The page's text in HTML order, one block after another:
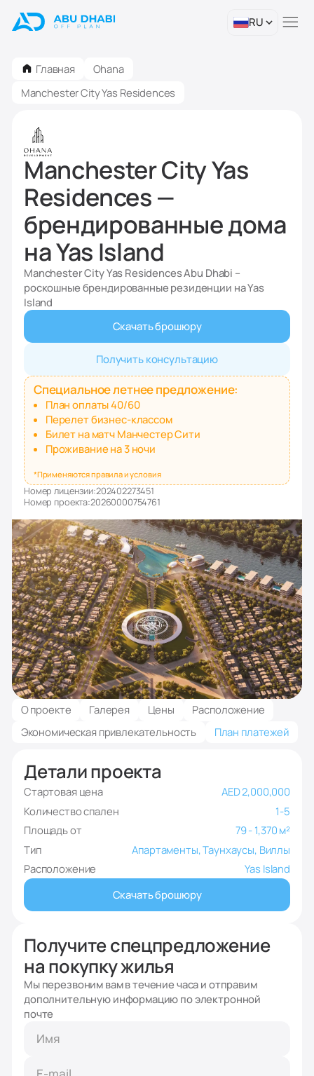
RU
Главная
Ohana
Manchester City Yas Residences
Manchester City Yas
Residences —
брендированные дома
на Yas Island
Manchester City Yas Residences Abu Dhabi –
роскошные брендированные резиденции на Yas
Island
Скачать брошюру
Получить консультацию
Специальное летнее предложение:
План оплаты 40/60
Перелет бизнес-классом
Билет на матч Манчестер Сити
Проживание на 3 ночи
*Применяются правила и условия
Номер лицензии:202402273451
Номер проекта:20260000754761
О проекте Галерея Цены
Расположение
Экономическая привлекательность
План платежей
Детали проекта
Стартовая цена
AED 2,000,000
Количество спален
1-5
Площадь от
79 - 1,370 м²
Тип
Апартаменты, Таунхаусы, Виллы
Расположение
Yas Island
Скачать брошюру
Получите спецпредложение
на покупку жилья
Мы перезвоним вам в течение часа и отправим
дополнительную информацию по электронной
почте